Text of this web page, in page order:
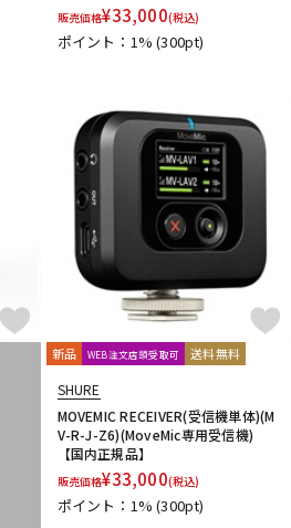
販売価格¥33,000(税込)
ポイント：1%(300pt)
新品 WEB注文店頭受取可 送料無料
SHURE
MOVEMIC RECEIVER(受信機単体)(M
V-R-J-Z6)(MoveMic専用受信機)
【国内正規品】
販売価格¥33,000(税込)
ポイント：1%(300pt)